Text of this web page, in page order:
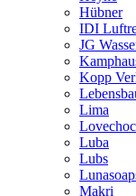
Hübner
IDI
JG
Kopp
Lima
Luba
Lubs
Makri